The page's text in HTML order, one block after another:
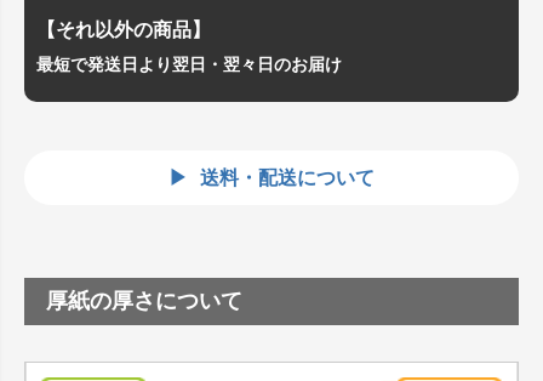
【それ以外の商品】
最短で発送日より翌日・翌々日のお届け
送料・配送について
厚紙の厚さについて